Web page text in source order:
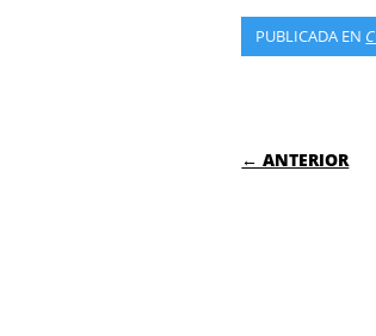
PUBLICADA EN
← ANTERIOR